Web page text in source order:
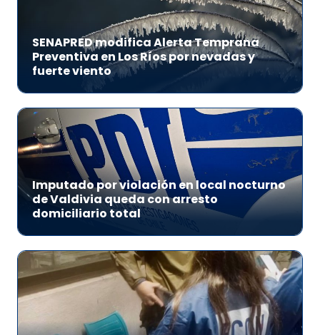
SENAPRED modifica Alerta Temprana
Preventiva en Los Ríos por nevadas y
fuerte viento
Imputado por violación en local nocturno
de Valdivia queda con arresto
domiciliario total